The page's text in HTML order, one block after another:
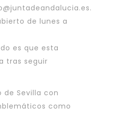
de lunes a
es que esta
tras seguir
de Sevilla con
como